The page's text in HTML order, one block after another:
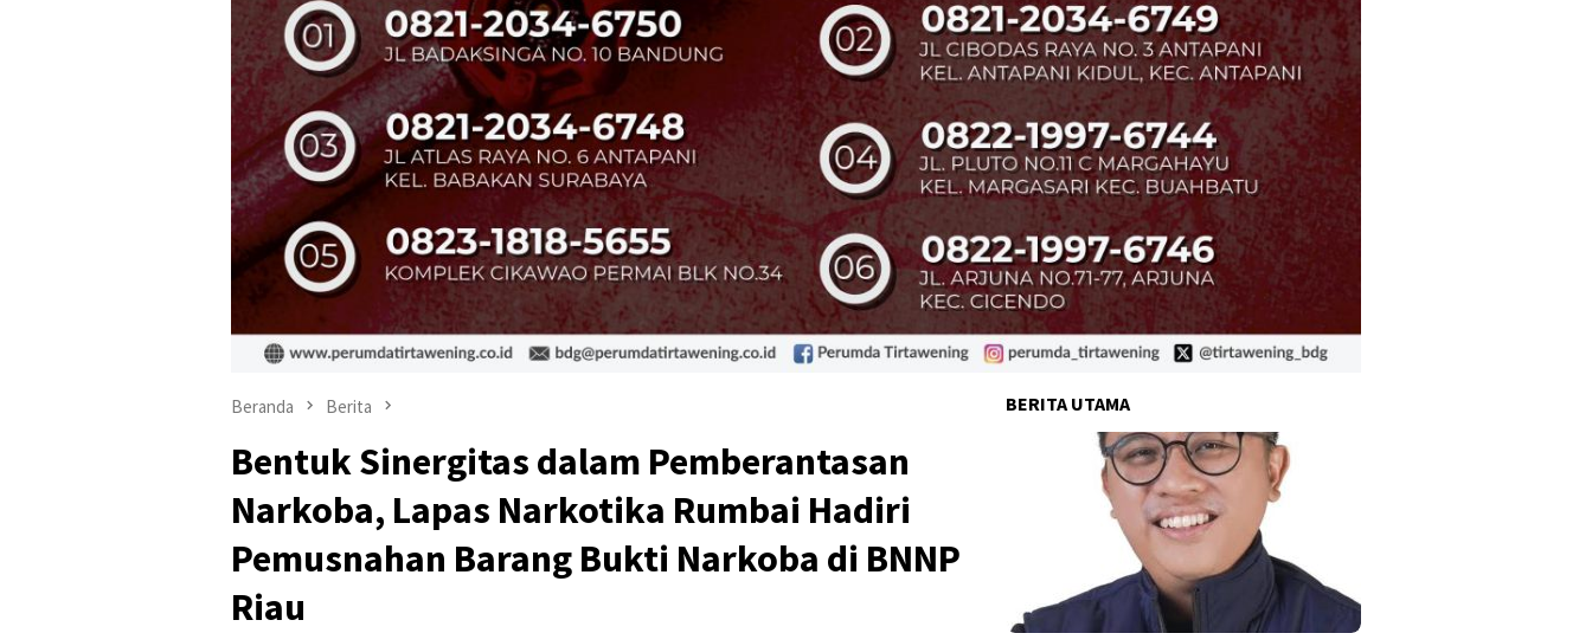
Beranda Berita
Bentuk Sinergitas dalam Pemberantasan
Narkoba, Lapas Narkotika Rumbai Hadiri
Pemusnahan Barang Bukti Narkoba di BNNP
Riau
BERITA UTAMA